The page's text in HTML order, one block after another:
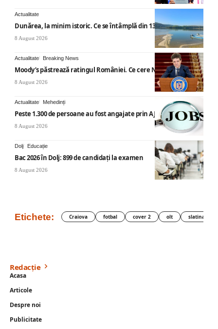
Actualitate
Dunărea, la minim istoric. Ce se întâmplă din 13 august
8 August 2026
Actualitate Breaking News
Moody’s păstrează ratingul României. Ce cere Nicușor Dan
8 August 2026
Actualitate Mehedinți
Peste 1.300 de persoane au fost angajate prin AJOFM Mehedinți
8 August 2026
Dolj Educație
Bac 2026 în Dolj: 899 de candidați la examen
8 August 2026
Etichete: Craiova fotbal cover 2 olt slatina
Redacție
Acasa
Articole
Despre noi
Publicitate